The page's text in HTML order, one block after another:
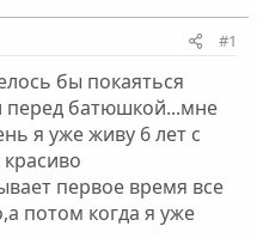
#1
бы покаяться
перед батюшкой...мне
я уже живу 6 лет с
первое время все
потом когда я уже